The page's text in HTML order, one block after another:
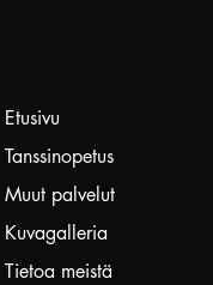
Etusivu
Tanssinopetus
Muut palvelut
Kuvagalleria
Tietoa meistä